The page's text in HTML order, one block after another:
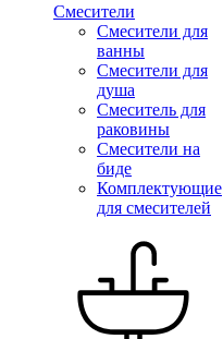
Смесители
Смесители для
ванны
Смесители для
душа
Смеситель для
раковины
Смесители на
биде
Комплектующие
для смесителей